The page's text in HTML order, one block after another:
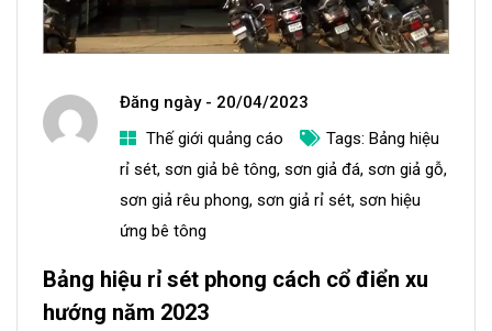
Đăng ngày - 20/04/2023
a
d
m
n
Thế giới quảng cáo Tags: Bảng hiệu
rỉ sét, sơn giả bê tông, sơn giả đá, sơn giả gỗ,
sơn giả rêu phong, sơn giả rỉ sét, sơn hiệu
ứng bê tông
Bảng hiệu rỉ sét phong cách cổ điển xu
hướng năm 2023